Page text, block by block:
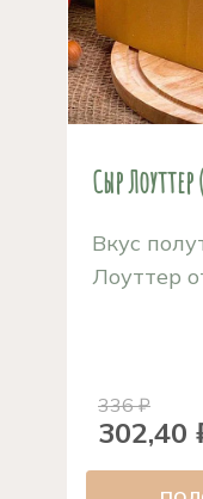
Сыр Лоуттер
Вкус
Лоуттер
336 ₽
302,40